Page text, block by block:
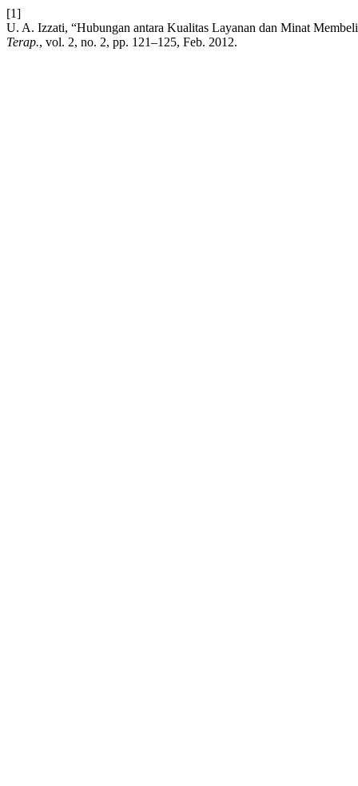
[1]
U. A. Izzati, “Hubungan antara Kualitas Layanan dan Minat
Terap., vol. 2, no. 2, pp. 121–125, Feb. 2012.